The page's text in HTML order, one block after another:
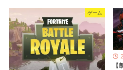
ゲーム